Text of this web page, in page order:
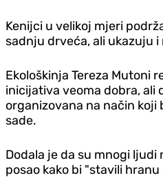
Kenijci u velikoj mjeri
sadnju drveća, ali ukazuju i
Ekološkinja Tereza Mutoni
inicijativa veoma dobra, ali
organizovana na način koji
sade.
Dodala je da su mnogi ljudi
posao kako bi "stavili hranu